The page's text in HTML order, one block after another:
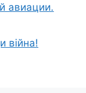
авиации.
війна!